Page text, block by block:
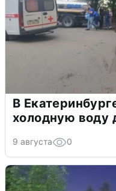
В
холодную воду
9 августа 0